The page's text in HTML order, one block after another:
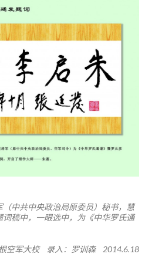
中共中央政治局原委员）秘书，慧
稿中，一眼选中，为《中华罗氏通
空军大校 录入：罗训森 2014.6.18